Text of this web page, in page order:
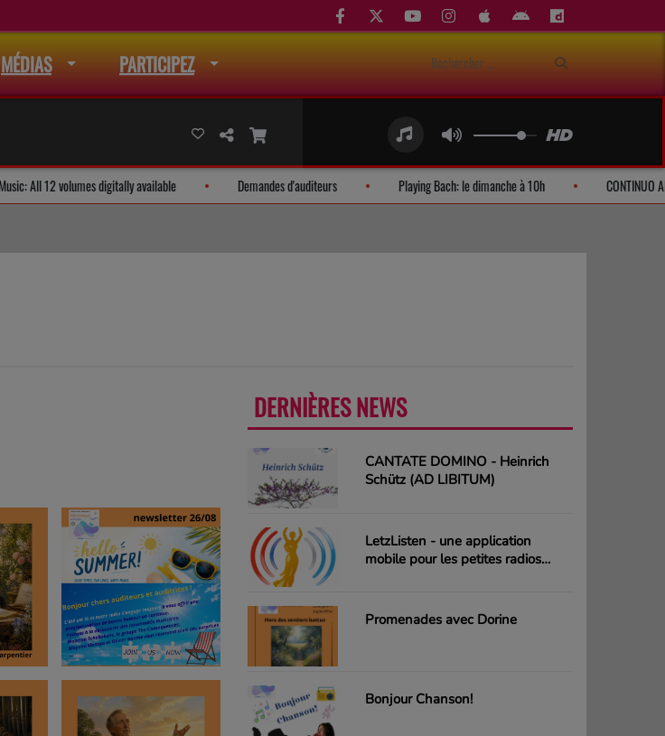
MÉDIAS PARTICIPEZ
The Art of Music: All 12 volumes digitally available Demandes d'auditeurs Playing Bach: le dimanche à 10h
DERNIÈRES NEWS
CANTATE DOMINO - Heinrich
Schütz (AD LIBITUM)
LetzListen - une application
mobile pour les petites radios
Promenades avec Dorine
Bonjour Chanson!